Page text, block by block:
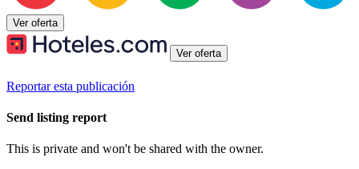
Ver oferta
Ver oferta
Reportar esta publicación
Send listing report
This is private and won't be shared with the owner.